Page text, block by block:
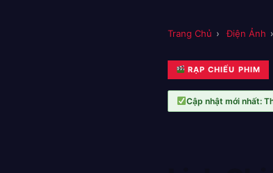
Trang Chủ › Điện Ảnh ›
RẠP CHIẾU PHIM
Cập nhật mới nhất: